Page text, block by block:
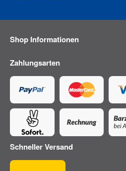
Shop Informationen
Zahlungsarten
Schneller Versand